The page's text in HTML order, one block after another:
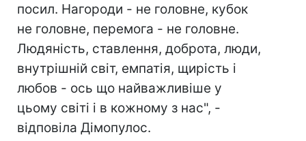
посил. Нагороди - не головне, кубок
не головне, перемога - не головне.
Людяність, ставлення, доброта, люди,
внутрішній світ, емпатія, щирість і
любов - ось що найважливіше у
цьому світі і в кожному з нас", -
відповіла Дімопулос.